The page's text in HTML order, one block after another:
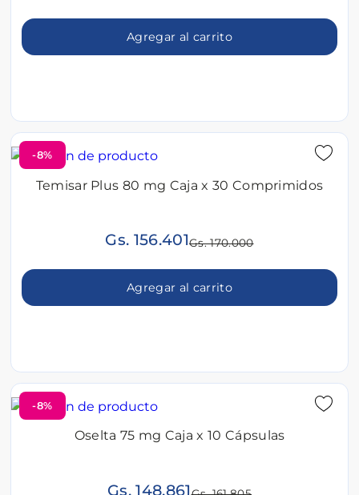
Agregar al carrito
-8%
Temisar Plus 80 mg Caja x 30 Comprimidos
Gs. 156.401Gs. 170.000
Agregar al carrito
-8%
Oselta 75 mg Caja x 10 Cápsulas
Gs. 148.861